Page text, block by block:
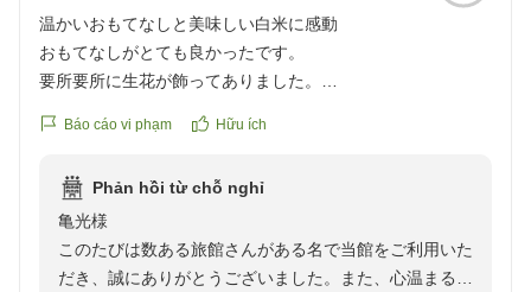
いただけましたことに心から嬉しく感謝申し上げます。
これからもお客様一人ひとりの心に残るおもてなしをご
提供できるよう努めてまいります。次回もお会いできま
温かいおもてなしと美味しい白米に感動
おもてなしがとても良かったです。
要所要所に生花が飾ってありました。
頂き、良かったです。あと、米どころとあって、白米がとて
お世話になりました。
クチコミの詳細はこちらから
https://review.travel.rakuten.co.jp/hotel/voice/39383?
reviewId=33123478152228
Báo cáo vi phạm Hữu ích
Phản hồi từ chỗ nghỉ
亀光様
このたびは数ある旅館さんがある名で当館をご利用いた
だき、誠にありがとうございました。また、心温まるお